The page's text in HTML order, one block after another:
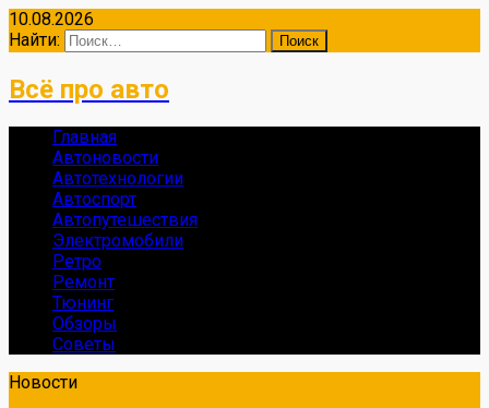
10.08.2026
Найти:
Всё про авто
Главная
Автоновости
Автотехнологии
Автоспорт
Автопутешествия
Электромобили
Ретро
Ремонт
Тюнинг
Обзоры
Советы
Новости